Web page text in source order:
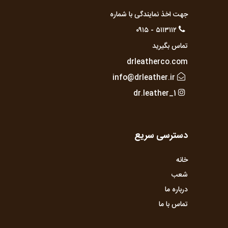
جهت اخذ نمایندگی با شماره
۵۱۱۳۱۱۲ - ۰۹۱۵
تماس بگیرید
drleatherco.com
info@drleather.ir
dr.leather_1
دسترسی سریع
خانه
شعب
درباره ما
تماس با ما